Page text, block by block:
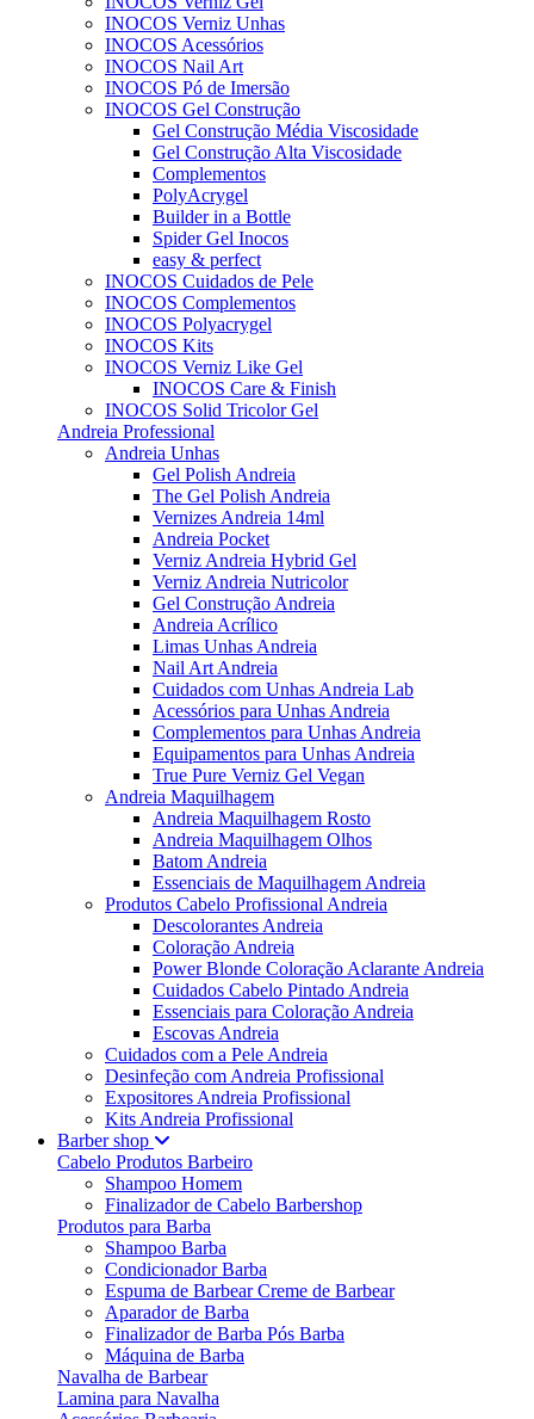
INOCOS Verniz Unhas
INOCOS Acessórios
INOCOS Nail Art
INOCOS Pó de Imersão
INOCOS Gel Construção
Gel Construção Média Viscosidade
Gel Construção Alta Viscosidade
Complementos
PolyAcrygel
Builder in a Bottle
Spider Gel Inocos
easy & perfect
INOCOS Cuidados de Pele
INOCOS Complementos
INOCOS Polyacrygel
INOCOS Kits
INOCOS Verniz Like Gel
INOCOS Care & Finish
INOCOS Solid Tricolor Gel
Andreia Professional
Andreia Unhas
Gel Polish Andreia
The Gel Polish Andreia
Vernizes Andreia 14ml
Andreia Pocket
Verniz Andreia Hybrid Gel
Verniz Andreia Nutricolor
Gel Construção Andreia
Andreia Acrílico
Limas Unhas Andreia
Nail Art Andreia
Cuidados com Unhas Andreia Lab
Acessórios para Unhas Andreia
Complementos para Unhas Andreia
Equipamentos para Unhas Andreia
True Pure Verniz Gel Vegan
Andreia Maquilhagem
Andreia Maquilhagem Rosto
Andreia Maquilhagem Olhos
Batom Andreia
Essenciais de Maquilhagem Andreia
Produtos Cabelo Profissional Andreia
Descolorantes Andreia
Coloração Andreia
Power Blonde Coloração Aclarante Andreia
Cuidados Cabelo Pintado Andreia
Essenciais para Coloração Andreia
Escovas Andreia
Cuidados com a Pele Andreia
Desinfeção com Andreia Profissional
Expositores Andreia Profissional
Kits Andreia Profissional
Barber shop
Cabelo Produtos Barbeiro
Shampoo Homem
Finalizador de Cabelo Barbershop
Produtos para Barba
Shampoo Barba
Condicionador Barba
Espuma de Barbear Creme de Barbear
Aparador de Barba
Finalizador de Barba Pós Barba
Máquina de Barba
Navalha de Barbear
Lamina para Navalha